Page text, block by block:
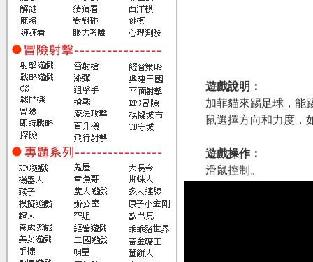
遊戲說明：
加菲貓來踢足球，能
鼠選擇方向和力度，
遊戲操作：
滑鼠控制。